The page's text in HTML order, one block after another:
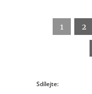
1 2
Sdílejte: